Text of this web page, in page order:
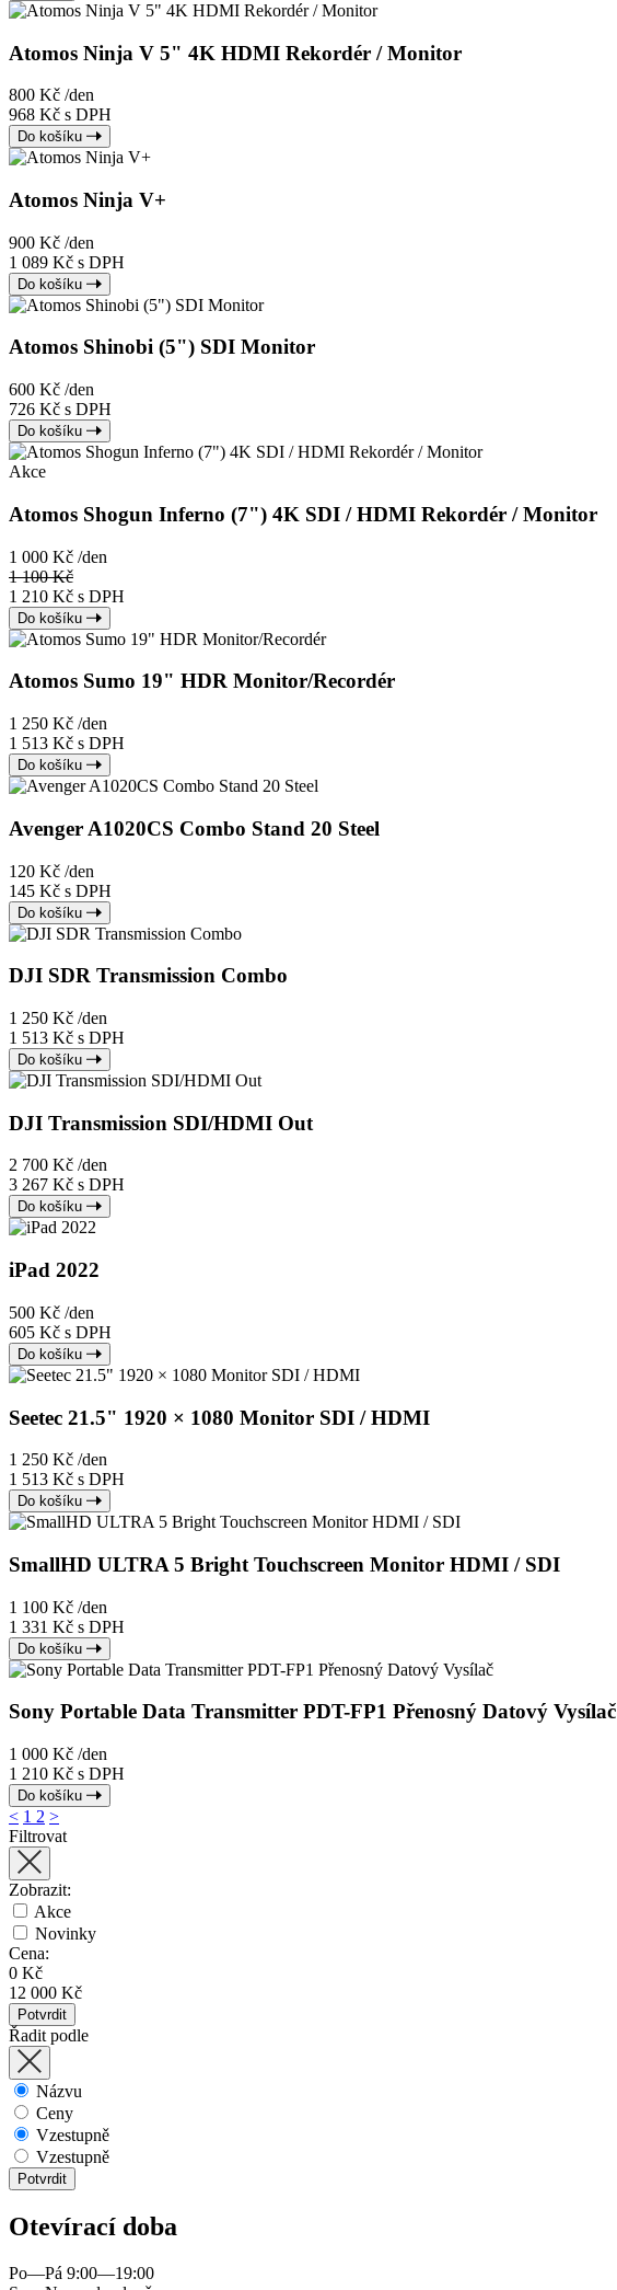
Atomos Ninja V 5" 4K HDMI Rekordér / Monitor
800 Kč /den
968 Kč s DPH
Do košíku
Atomos Ninja V+
900 Kč /den
1 089 Kč s DPH
Do košíku
Atomos Shinobi (5") SDI Monitor
600 Kč /den
726 Kč s DPH
Do košíku
Akce
Atomos Shogun Inferno (7") 4K SDI / HDMI Rekordér / Monitor
1 000 Kč /den
1 100 Kč
1 210 Kč s DPH
Do košíku
Atomos Sumo 19" HDR Monitor/Recordér
1 250 Kč /den
1 513 Kč s DPH
Do košíku
Avenger A1020CS Combo Stand 20 Steel
120 Kč /den
145 Kč s DPH
Do košíku
DJI SDR Transmission Combo
1 250 Kč /den
1 513 Kč s DPH
Do košíku
DJI Transmission SDI/HDMI Out
2 700 Kč /den
3 267 Kč s DPH
Do košíku
iPad 2022
500 Kč /den
605 Kč s DPH
Do košíku
Seetec 21.5" 1920 × 1080 Monitor SDI / HDMI
1 250 Kč /den
1 513 Kč s DPH
Do košíku
SmallHD ULTRA 5 Bright Touchscreen Monitor HDMI / SDI
1 100 Kč /den
1 331 Kč s DPH
Do košíku
Sony Portable Data Transmitter PDT-FP1 Přenosný Datový Vysílač
1 000 Kč /den
1 210 Kč s DPH
Do košíku
< 1 2 >
Filtrovat
Zobrazit:
Akce
Novinky
Cena:
0 Kč
12 000 Kč
Potvrdit
Řadit podle
Názvu
Ceny
Vzestupně
Vzestupně
Potvrdit
Otevírací doba
Po—Pá 9:00—19:00